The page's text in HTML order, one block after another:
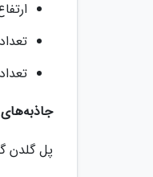
تعداد
پل گلدن